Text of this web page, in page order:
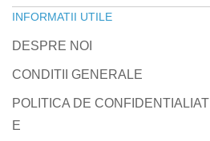
INFORMATII UTILE
DESPRE NOI
CONDITII GENERALE
POLITICA DE CONFIDENTIALIAT
E